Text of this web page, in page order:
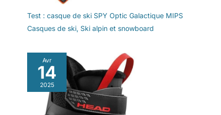
Test : casque de ski SPY Optic Galactique MIPS
Casques de ski, Ski alpin et snowboard
Avr
14
2025